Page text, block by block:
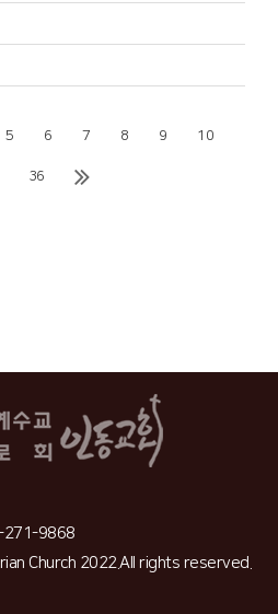
5 6 7 8 9 10
36
271-9868
Church 2022.All rights reserved.